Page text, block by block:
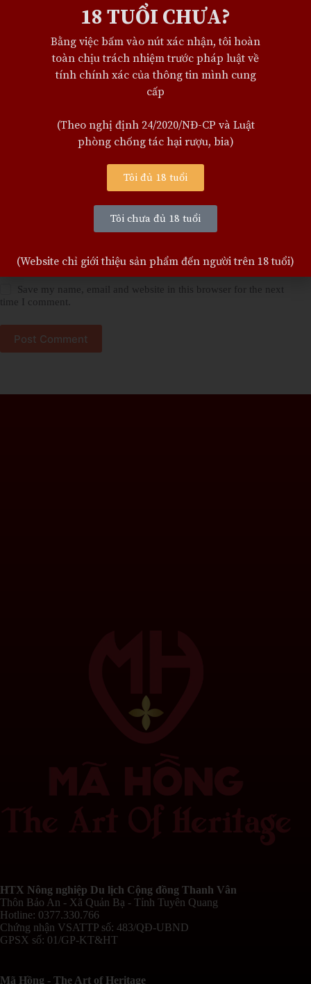
Save my name, email and website in this browser for the next
time I comment.
Post Comment
HTX Nông nghiệp Du lịch Cộng đồng Thanh Vân
Thôn Bảo An - Xã Quản Bạ - Tỉnh Tuyên Quang
Hotline: 0377.330.766
Chứng nhận VSATTP số: 483/QĐ-UBND
GPSX số: 01/GP-KT&HT
Mã Hồng - The Art of Heritage
18 TUỔI CHƯA?
Bằng việc bấm vào nút xác nhận, tôi hoàn
toàn chịu trách nhiệm trước pháp luật về
tính chính xác của thông tin mình cung
cấp
(Theo nghị định 24/2020/NĐ-CP và Luật
phòng chống tác hại rượu, bia)
Tôi đủ 18 tuổi
Tôi chưa đủ 18 tuổi
(Website chỉ giới thiệu sản phẩm đến người trên 18 tuổi)